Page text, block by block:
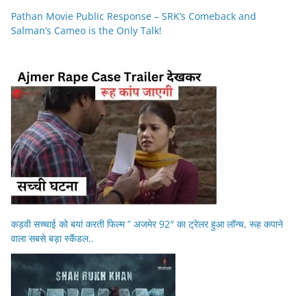
Pathan Movie Public Response – SRK’s Comeback and
Salman’s Cameo is the Only Talk!
कड़वी सच्चाई को बयां करती फिल्म ” अजमेर 92″ का ट्रेलर हुआ लॉन्च, रूह कपाने
वाला सबसे बड़ा स्कैंडल..